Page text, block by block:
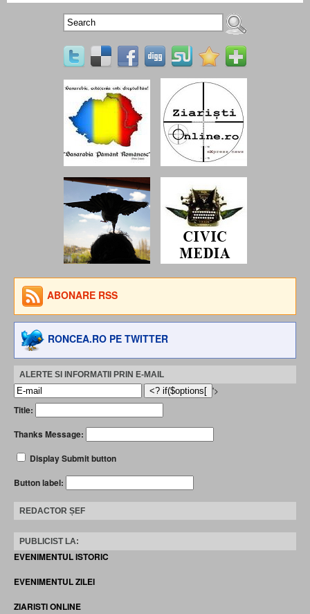
ABONARE RSS
RONCEA.RO PE TWITTER
ALERTE SI INFORMATII PRIN E-MAIL
'>
Title:
Thanks Message:
Display Submit button
Button label:
REDACTOR ȘEF
PUBLICIST LA:
EVENIMENTUL ISTORIC
EVENIMENTUL ZILEI
ZIARISTI ONLINE